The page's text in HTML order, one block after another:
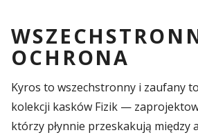
OCHRONA
Kyros to wszechstronny i zaufany
kolekcji kasków Fizik —
którzy płynnie przeskakują między